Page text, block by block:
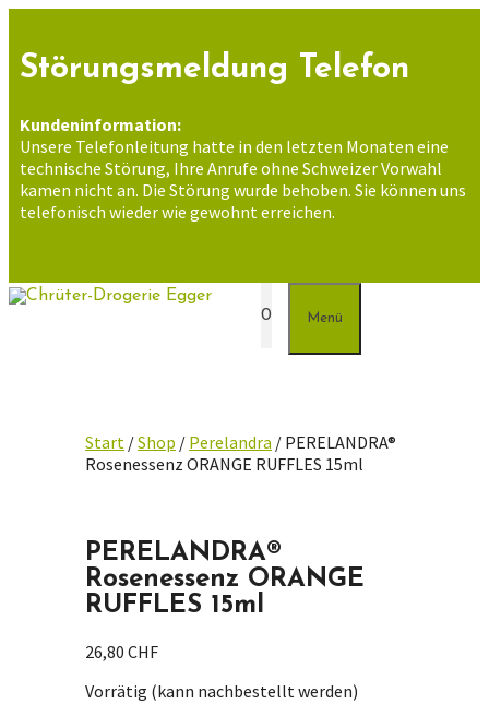
springen
Störungsmeldung Telefon
Kundeninformation:
Unsere Telefonleitung hatte in den letzten Monaten eine
technische Störung, Ihre Anrufe ohne Schweizer Vorwahl
kamen nicht an. Die Störung wurde behoben. Sie können uns
telefonisch wieder wie gewohnt erreichen.
0 Menü
Start /Shop / Perelandra / PERELANDRA®
Rosenessenz ORANGE RUFFLES 15ml
PERELANDRA®
Rosenessenz ORANGE
RUFFLES 15ml
26,80 CHF
Vorrätig (kann nachbestellt werden)